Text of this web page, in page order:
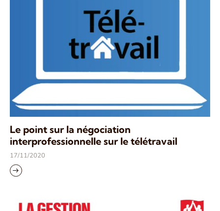
Le point sur la négociation
interprofessionnelle sur le télétravail
17/11/2020